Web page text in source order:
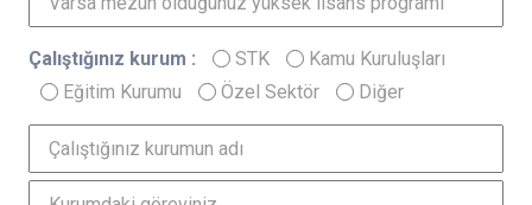
Çalıştığınız kurum : STK
Kamu Kuruluşları
Eğitim Kurumu
Özel Sektör Diğer